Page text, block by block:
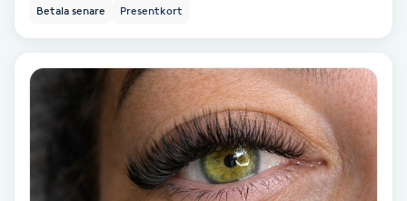
PRP (Platelet Rich Plasma)
Betala senare Presentkort